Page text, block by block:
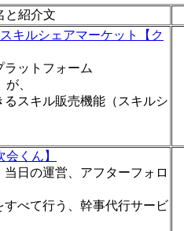
と紹介文
キルシェアマーケット【ク
ットフォーム
、
スキル販売機能（スキルシ
くん】
日の運営、アフターフォロ
すべて行う、幹事代行サービ